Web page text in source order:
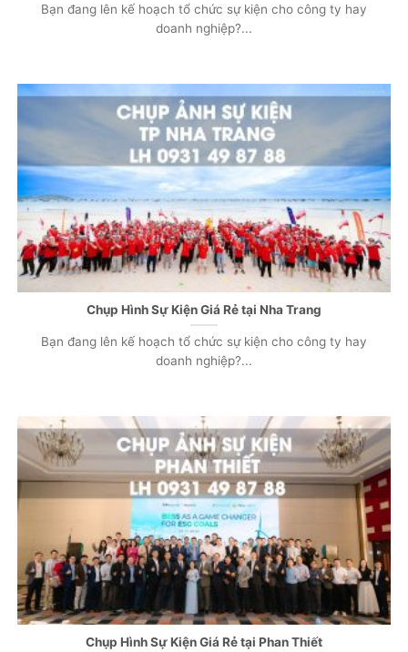
Bạn đang lên kế hoạch tổ chức sự kiện cho công ty hay
doanh nghiệp?...
Chụp Hình Sự Kiện Giá Rẻ tại Nha Trang
Bạn đang lên kế hoạch tổ chức sự kiện cho công ty hay
doanh nghiệp?...
Chụp Hình Sự Kiện Giá Rẻ tại Phan Thiết